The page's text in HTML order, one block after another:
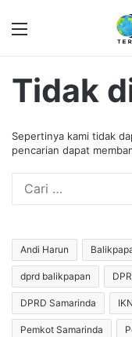
Tidak
Sepertinya kami tidak
pencarian dapat
Andi Harun
dprd balikpapan
DPRD Samarinda IKN
Pemkot Samarinda